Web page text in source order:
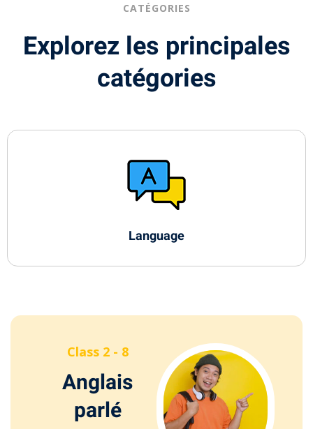
CATÉGORIES
Explorez les principales
catégories
Language
Class 2 - 8
Anglais
parlé